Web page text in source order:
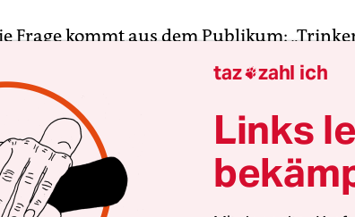
Frage kommt aus dem Publikum:
fragt eine Frau den
Mödinger bei einer Präsentation auf
… nein“, sagt Mödinger, fast entsetzt.
in der Qualitätsgemeinschaft
ein Ökosiegel für Brunnenbetreiber,
produzieren.
taz zahl ich
Links